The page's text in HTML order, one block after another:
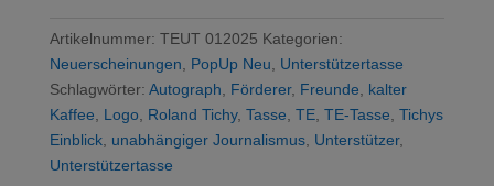
Kaffee
Menge
Artikelnummer: TEUT 012025 Kategorien:
Neuerscheinungen, PopUp Neu, Unterstützertasse
Schlagwörter: Autograph, Förderer, Freunde, kalter
Kaffee, Logo, Roland Tichy, Tasse, TE, TE-Tasse, Tichys
Einblick, unabhängiger Journalismus, Unterstützer,
Unterstützertasse